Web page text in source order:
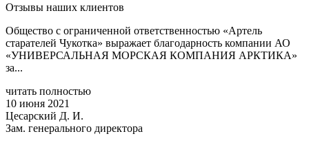
Отзывы наших клиентов
Общество с ограниченной ответственностью «Артель
старателей Чукотка» выражает благодарность компании АО
«УНИВЕРСАЛЬНАЯ МОРСКАЯ КОМПАНИЯ АРКТИКА»
за...
читать полностью
10 июня 2021
Цесарский Д. И.
Зам. генерального директора